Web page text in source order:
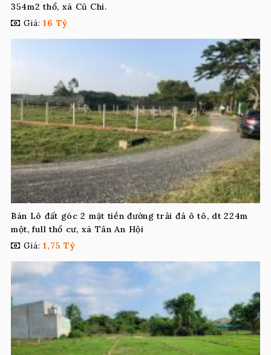
354m2 thổ, xã Củ Chi.
Giá: 16 Tỷ
Bán Lô đất góc 2 mặt tiền đường trải đá ô tô, dt 224m
một, full thổ cư, xã Tân An Hội
Giá: 1,75 Tỷ